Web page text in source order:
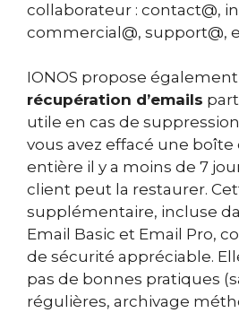
collaborateur : contact@,
commercial@, support@,
IONOS propose
récupération d’emails
utile en cas de
vous avez effacé une
entière il y a moins de 7
client peut la restaurer.
supplémentaire, incluse
Email Basic et Email Pro,
de sécurité appréciable.
pas de bonnes pratiques
régulières, archivage